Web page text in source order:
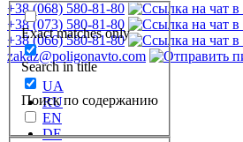
Exact matches only
Search in title
Поиск по содержанию
+38 (068) 580-81-80
+38 (073) 580-81-80
+38 (066) 580-81-80
zakaz@poligonavto.com
UA
RU
EN
DE